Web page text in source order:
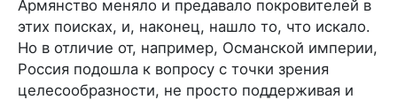
Армянство меняло и предавало покровителей в
этих поисках, и, наконец, нашло то, что искало.
Но в отличие от, например, Османской империи,
Россия подошла к вопросу с точки зрения
целесообразности, не просто поддерживая и